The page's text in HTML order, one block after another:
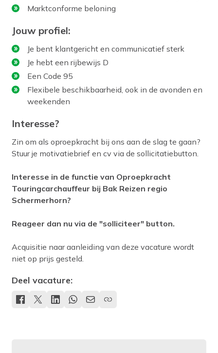
Marktconforme beloning
Jouw profiel:
Je bent klantgericht en communicatief sterk
Je hebt een rijbewijs D
Een Code 95
Flexibele beschikbaarheid, ook in de avonden en
weekenden
Interesse?
Zin om als oproepkracht bij ons aan de slag te gaan?
Stuur je motivatiebrief en cv via de sollicitatiebutton.
Interesse in de functie van Oproepkracht
Touringcarchauffeur bij Bak Reizen regio
Schermerhorn?
Reageer dan nu via de "solliciteer" button.
Acquisitie naar aanleiding van deze vacature wordt
niet op prijs gesteld.
Deel vacature: